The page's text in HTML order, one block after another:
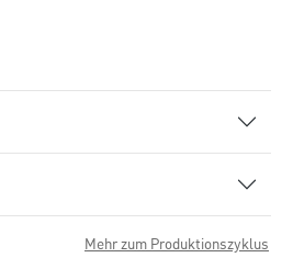
Mehr zum Produktionszyklus